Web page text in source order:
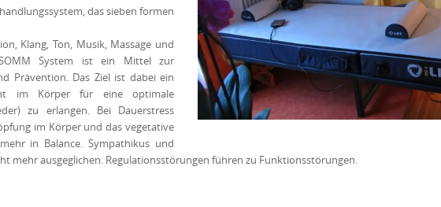
das sieben formen
Klang, Ton, Musik, Massage und
System ist ein Mittel zur
Prävention. Das Ziel ist dabei ein
im Körper für eine optimale
zu erlangen. Bei Dauerstress
im Körper und das vegetative
in Balance. Sympathikus und
mehr ausgeglichen. Regulationsstörungen führen zu Funktionsstörungen.